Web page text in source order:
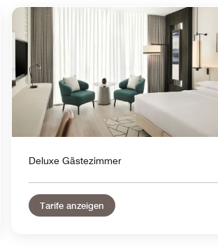
"Ausklappen"
Deluxe Gästezimmer
Tarife anzeigen